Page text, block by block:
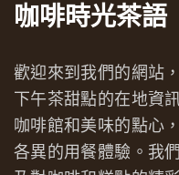
咖啡時光茶語
歡迎來到我們的網站
下午茶甜點的在地資
咖啡館和美味的點心
各異的用餐體驗。我